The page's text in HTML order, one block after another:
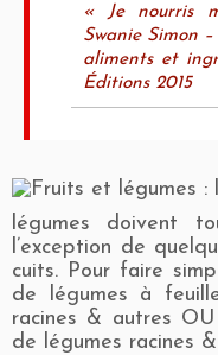
« Je nourris
Swanie Simon
aliments et
Éditions 2015
légumes doivent
l’exception de
cuits. Pour faire
de légumes à
racines & autres
de légumes racines